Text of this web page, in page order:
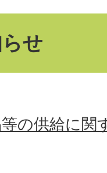
せ
の供給に関